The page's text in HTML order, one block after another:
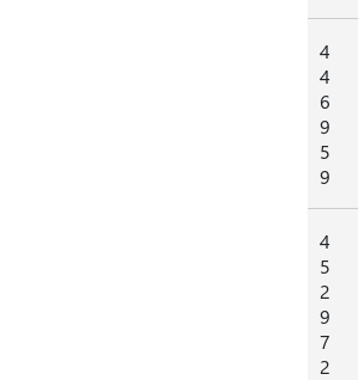
4
4
6
9
5
9
4
5
2
9
7
2